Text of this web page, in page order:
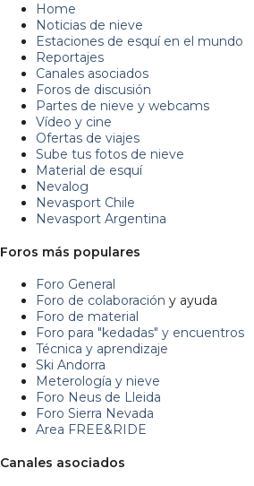
Home
Noticias de nieve
Estaciones de esquí en el mundo
Reportajes
Canales asociados
Foros de discusión
Partes de nieve y webcams
Vídeo y cine
Ofertas de viajes
Sube tus fotos de nieve
Material de esquí
Nevalog
Nevasport Chile
Nevasport Argentina
Foros más populares
Foro General
Foro de colaboración y ayuda
Foro de material
Foro para "kedadas" y encuentros
Técnica y aprendizaje
Ski Andorra
Meterología y nieve
Foro Neus de Lleida
Foro Sierra Nevada
Area FREE&RIDE
Canales asociados